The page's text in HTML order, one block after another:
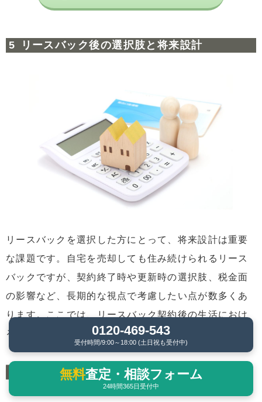
リースバック後の選択肢と将来設計
リースバックを選択した方にとって、将来設計は重要
な課題です。自宅を売却しても住み続けられるリース
バックですが、契約終了時や更新時の選択肢、税金面
の影響など、長期的な視点で考慮したい点が数多くあ
ります。ここでは、リースバック契約後の生活におけ
る重要な選択肢や注意点について解説します。
契約終了時の買い戻し条件と準備
0120-469-543
受付時間/9:00～18:00 (土日祝も受付中)
無料査定・相談フォーム
24時間365日受付中